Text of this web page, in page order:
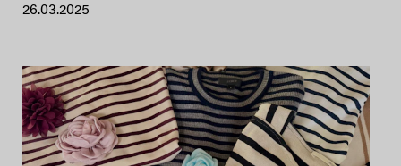
26.03.2025